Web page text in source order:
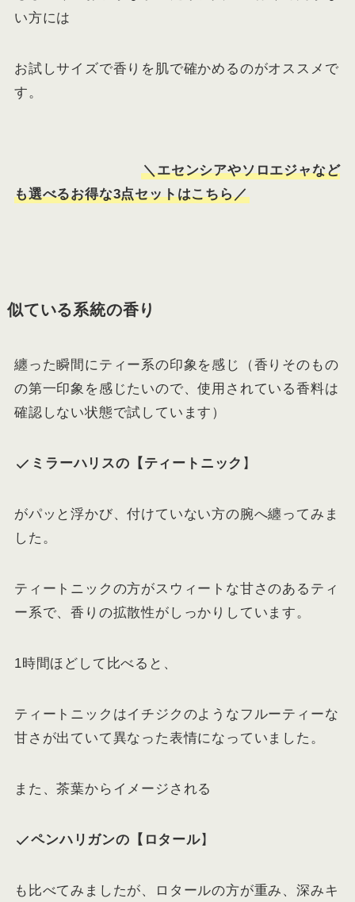
い方には
お試しサイズで香りを肌で確かめるのがオススメで
す。
＼エセンシアやソロエジャなど
も選べるお得な3点セットはこちら／
似ている系統の香り
纏った瞬間にティー系の印象を感じ（香りそのもの
の第一印象を感じたいので、使用されている香料は
確認しない状態で試しています）
ミラーハリスの【ティートニック 】
がパッと浮かび、付けていない方の腕へ纏ってみま
した。
ティートニックの方がスウィートな甘さのあるティ
ー系で、香りの拡散性がしっかりしています。
1時間ほどして比べると、
ティートニックはイチジクのようなフルーティーな
甘さが出ていて異なった表情になっていました。
また、茶葉からイメージされる
ペンハリガンの【ロタール】
も比べてみましたが、ロタールの方が重み、深みキ